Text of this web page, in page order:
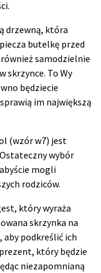
drzewną, która
butelkę przed
samodzielnie
skrzynce. To Wy
będziecie
im największą
(wzór w7) jest
wybór
mogli
rodziców.
który wyraża
skrzynka na
aby podkreślić ich
który będzie
niezapomnianą